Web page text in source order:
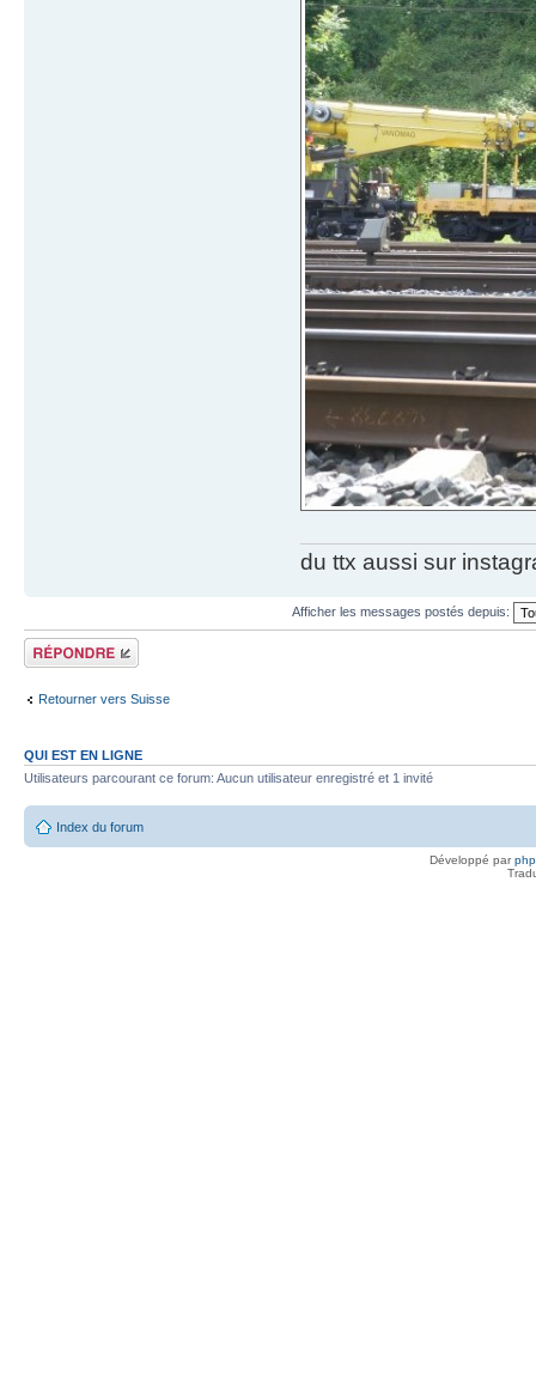
du ttx aussi sur
Afficher les messages postés depuis:
Répondre
Retourner vers Suisse
QUI EST EN LIGNE
Utilisateurs parcourant ce forum: Aucun utilisateur enregistré et 1 invité
Index du forum
Développé par